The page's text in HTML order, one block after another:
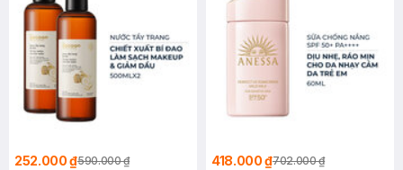
252.000 ₫590.000 ₫ 418.000 ₫702.000 ₫